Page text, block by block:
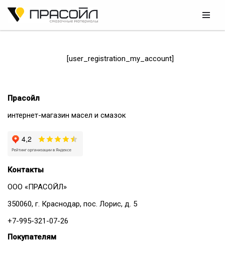
[user_registration_my_account]
Прасойл
интернет-магазин масел и смазок
Контакты
ООО «ПРАСОЙЛ»
350060, г. Краснодар, пос. Лорис, д. 5
+7-995-321-07-26
Покупателям